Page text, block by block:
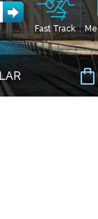
Fast Track